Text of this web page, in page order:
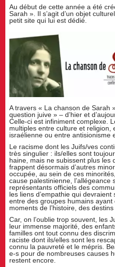
Au début de cette année a été
Sarah ». Il s’agit d’un objet
petit site qui lui est dédié.
A travers « La chanson de Sarah
question juive » – d’hier et
Celle-ci est infiniment complexe.
multiples entre culture et religion,
israélienne ou entre antisionisme
Le racisme dont les Juifs/ves
très singulier : ils/elles sont
haine, mais ne subissent plus les
frappent désormais d’autres
occupée, au sein de ces
cause palestinienne, l’allégeance
représentants officiels des
les liens d’empathie qui
entre des groupes humains
moments de l’histoire, des
Car, on l’oublie trop souvent, les
leur immense majorité, des
familles ont tout connu des
raciste dont ils/elles sont les
connu la pauvreté et le mépris.
e-s pour de nombreuses causes
restent encore.